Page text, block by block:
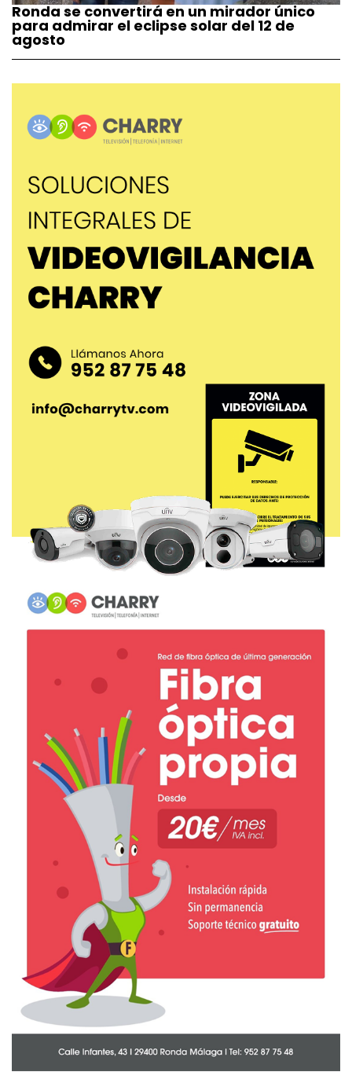
Ronda se convertirá en un mirador único
para admirar el eclipse solar del 12 de
agosto